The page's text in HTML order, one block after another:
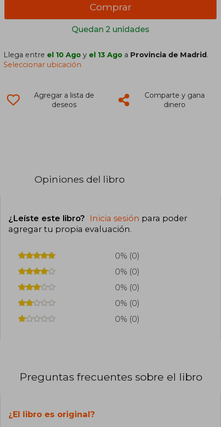
Quedan 2 unidades
Comprar
Llega entre el 10 Ago y el 13 Ago a Provincia de Madrid.
Seleccionar ubicación
Agregar a lista de
deseos
Comparte y gana
dinero
Opiniones del libro
¿Leíste este libro? Inicia sesión para poder
agregar tu propia evaluación.
0% (0)
0% (0)
0% (0)
0% (0)
0% (0)
Preguntas frecuentes sobre el libro
¿El libro es original?